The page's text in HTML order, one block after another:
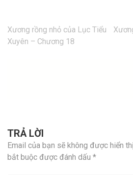
Điều
hướng
Xương rồng nhỏ của Lục Tiểu
Xuyên – Chương 18
TRẢ LỜI
Email của bạn sẽ không được hiển
bắt buộc được đánh dấu *